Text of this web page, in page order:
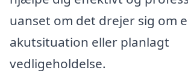
uanset om det drejer sig om
akutsituation eller planlagt
vedligeholdelse.